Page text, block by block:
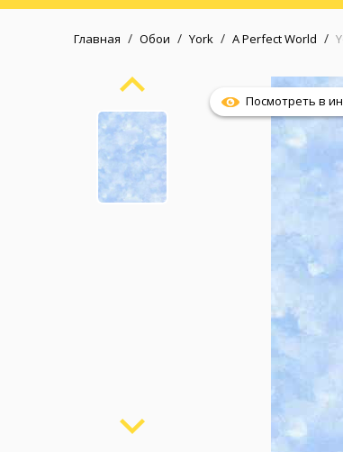
Избранное:0 товаров
Каталог
Компания
Личный кабинет
Главная / Обои / York / A Perfect World /
Посмотреть в